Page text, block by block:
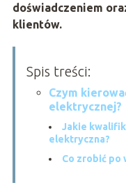
doświadczeniem
klientów.
Spis treści:
Czym
elektrycznej?
Jakie
elektryczna?
Co zrobić po